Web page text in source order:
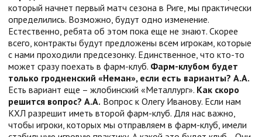
который начнет первый матч сезона в Риге, мы практически
определились. Возможно, будут одно изменение.
Естественно, ребята об этом пока еще не знают. Скорее
всего, контракты будут предложены всем игрокам, которые
с нами проходили предсезонку. Единственное, что кто-то
может сразу поехать в фарм-клуб. Фарм-клубом будет
только гродненский «Неман», если есть варианты? А.А.
Есть вариант еще – жлобинский «Металлург». Как скоро
решится вопрос? А.А. Вопрос к Олегу Иванову. Если нам
КХЛ разрешит иметь второй фарм-клуб. Для нас важно,
чтобы игроки, которых мы отправляем в фарм-клуб, имели